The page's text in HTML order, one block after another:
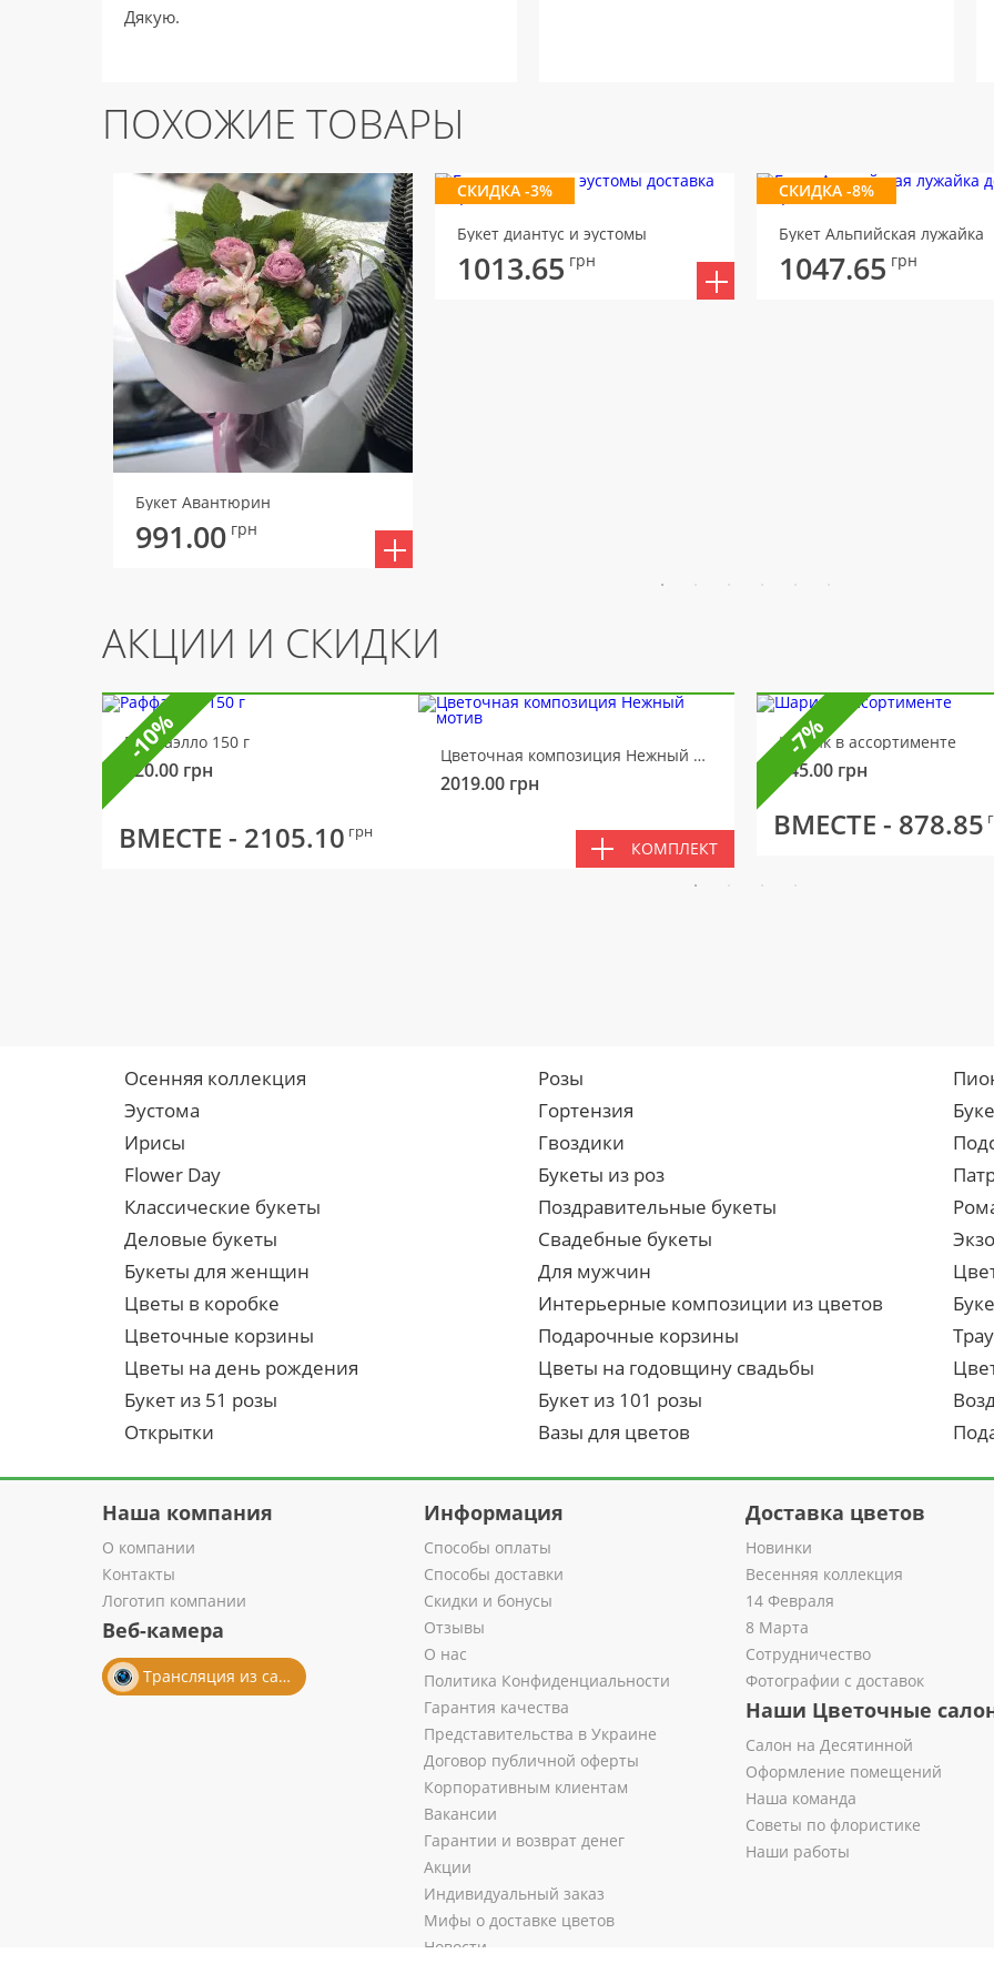
Дякую.
ПОХОЖИЕ ТОВАРЫ
Букет Авантюрин
991.00 грн
СКИДКА -3%
Букет диантус и эустомы
1013.65 грн
СКИДКА -8%
Букет Альпийская лужайка
1047.65 грн
АКЦИИ И СКИДКИ
Раффаэлло 150 г
320.00 грн
Цветочная композиция Нежный мотив
2019.00 грн
ВМЕСТЕ - 2105.10 грн
КОМПЛЕКТ
-10% Шарик в ассортименте
145.00 грн
ВМЕСТЕ - 878.85
-7%
Осенняя коллекция Розы
Эустома
Гортензия
Ирисы
Гвоздики
Flower Day
Букеты из роз
Классические букеты
Поздравительные букеты
Деловые букеты
Свадебные букеты
Букеты для женщин
Для мужчин
Цветы в коробке
Интерьерные композиции из цветов
Цветочные корзины
Подарочные корзины
Цветы на день рождения
Цветы на годовщину свадьбы
Букет из 51 розы
Букет из 101 розы
Открытки
Вазы для цветов
Наша компания
О компании
Контакты
Логотип компании
Веб-камера
Трансляция из салона
Информация
Способы оплаты
Способы доставки
Скидки и бонусы
Отзывы
О нас
Политика Конфиденциальности
Гарантия качества
Представительства в Украине
Договор публичной оферты
Корпоративным клиентам
Вакансии
Гарантии и возврат денег
Акции
Индивидуальный заказ
Мифы о доставке цветов
Новости
Доставка цветов
Новинки
Весенняя коллекция
14 Февраля
8 Марта
Сотрудничество
Фотографии с доставок
Наши Цветочные
Салон на Десятинной
Оформление помещений
Наша команда
Советы по флористике
Наши работы